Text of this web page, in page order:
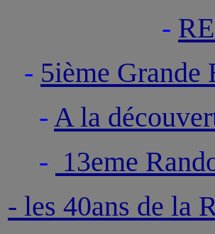
-
- 5ième
- A la
- 13eme
- les 40ans de la